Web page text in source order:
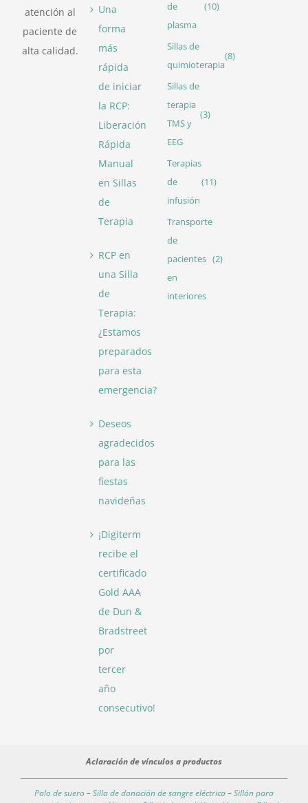
atención al
paciente de
alta calidad.
Una
forma
más
rápida
de iniciar
la RCP:
Liberación
Rápida
Manual
en Sillas
de
Terapia
RCP en
una Silla
de
Terapia:
¿Estamos
preparados
para esta
emergencia?
Deseos
agradecidos
para las
fiestas
navideñas
¡Digiterm
recibe el
certificado
Gold AAA
de Dun &
Bradstreet
por
tercer
año
consecutivo!
de
plasma
(10)
Sillas de
quimioterapia
(8)
Sillas de
terapia
TMS y
EEG
(3)
Terapias
de
infusión
(11)
Transporte
de
pacientes
en
interiores
(2)
Aclaración de vínculos a productos
Palo de suero –Silla de donación de sangre eléctrica–Sillón para